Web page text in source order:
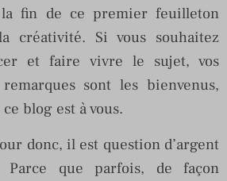
fin de ce premier feuilleton
créativité. Si vous souhaitez
et faire vivre le sujet, vos
sont les bienvenus,
blog est à vous.
donc, il est question d’argent
que parfois, de façon